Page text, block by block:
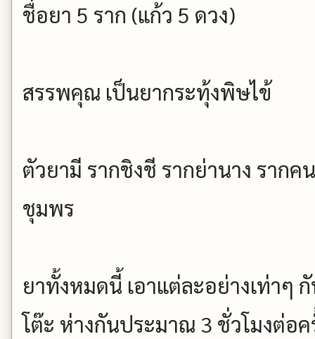
ชื่อยา 5 ราก (แก้ว 5 ดวง)
สรรพคุณ เป็นยากระทุ้งพิษไข้
ตัวยามี รากชิงชี รากย่านาง รากค
ชุมพร
ยาทั้งหมดนี้ เอาแต่ละอย่างเท่าๆ
โต๊ะ ห่างกันประมาณ 3 ชั่วโมงต่อค